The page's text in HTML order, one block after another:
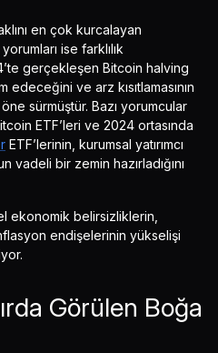
en çok kurcalayan
ise farklılık
gerçekleşen Bitcoin halving
ve arz kısıtlamasının
sürmüştür. Bazı yorumcular
ETF’leri ve 2024 ortasında
ETF’lerinin, kurumsal yatırımcı
vadeli bir zemin hazırladığını
ekonomik belirsizliklerin,
endişelerinin yükselişi
Görülen Boğa